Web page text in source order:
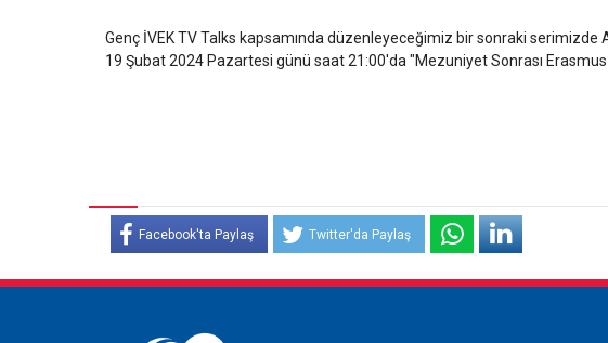
Genç İVEK TV Talks kapsamında düzenleyeceğimiz bir sonraki
19 Şubat 2024 Pazartesi günü saat 21:00'da "Mezuniyet Sonrası
Facebook'ta Paylaş Twitter'da Paylaş